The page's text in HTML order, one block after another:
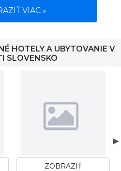
VIAC »
HOTELY A UBYTOVANIE V
SLOVENSKO
ZOBRAZIŤ